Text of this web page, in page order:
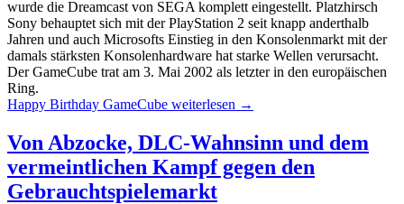
wurde die Dreamcast von SEGA komplett eingestellt. Platzhirsch
Sony behauptet sich mit der PlayStation 2 seit knapp anderthalb
Jahren und auch Microsofts Einstieg in den Konsolenmarkt mit der
damals stärksten Konsolenhardware hat starke Wellen verursacht.
Der GameCube trat am 3. Mai 2002 als letzter in den europäischen
Ring.
Happy Birthday GameCube weiterlesen →
Von Abzocke, DLC-Wahnsinn und dem
vermeintlichen Kampf gegen den
Gebrauchtspielemarkt